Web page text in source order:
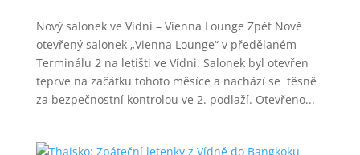
Nový salonek ve Vídni – Vienna Lounge Zpět Nově
otevřený salonek „Vienna Lounge“ v předělaném
Terminálu 2 na letišti ve Vídni. Salonek byl otevřen
teprve na začátku tohoto měsíce a nachází se těsně
za bezpečnostní kontrolou ve 2. podlaží. Otevřeno...